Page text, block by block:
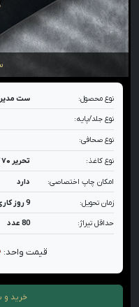
نوع محصول: ست
نوع جلد/پایه:
نوع صحافی:
نوع کاغذ: تحریر ۷۰ گرم
امکان چاپ اختصاصی: دارد
زمان تحویل: 9 روز کاری
حداقل تیراژ: 80 عدد
قیمت واحد:
خرید و